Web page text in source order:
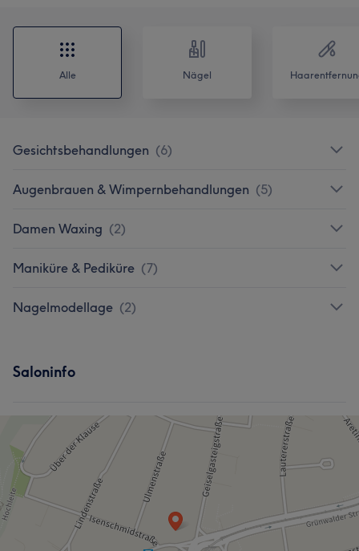
Alle Nägel
Gesichtsbehandlungen (6)
Augenbrauen & Wimpernbehandlungen (5)
Damen Waxing (2)
Maniküre & Pediküre (7)
Nagelmodellage (2)
Saloninfo